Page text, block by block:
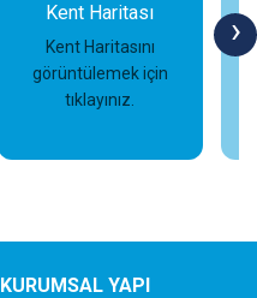
›
Kent Haritası
Kent Haritasını
görüntülemek için
tıklayınız.
KURUMSAL YAPI